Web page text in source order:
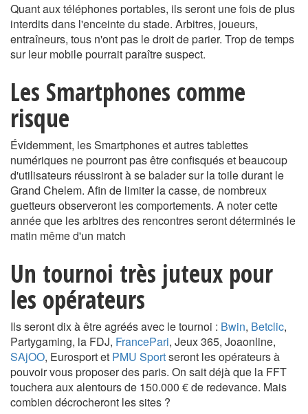
Quant aux téléphones portables, ils seront une fois de plus
interdits dans l'enceinte du stade. Arbitres, joueurs,
entraîneurs, tous n'ont pas le droit de parier. Trop de temps
sur leur mobile pourrait paraître suspect.
Les Smartphones comme
risque
Évidemment, les Smartphones et autres tablettes
numériques ne pourront pas être confisqués et beaucoup
d'utilisateurs réussiront à se balader sur la toile durant le
Grand Chelem. Afin de limiter la casse, de nombreux
guetteurs observeront les comportements. A noter cette
année que les arbitres des rencontres seront déterminés le
matin même d'un match
Un tournoi très juteux pour
les opérateurs
Ils seront dix à être agréés avec le tournoi : Bwin, Betclic,
Partygaming, la FDJ, FrancePari, Jeux 365, Joaonline,
SAjOO, Eurosport et PMU Sportseront les opérateurs à
pouvoir vous proposer des paris. On sait déjà que la FFT
touchera aux alentours de 150.000 € de redevance. Mais
combien décrocheront les sites ?